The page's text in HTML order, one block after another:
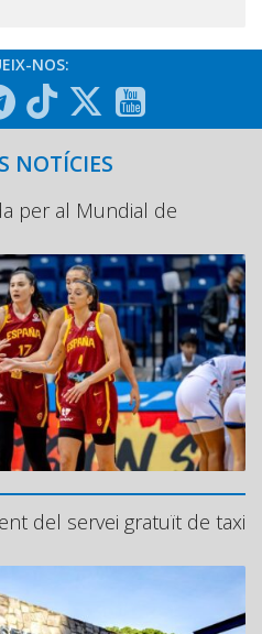
NOS:
NOTÍCIES
per al Mundial de
del servei gratuït de taxi